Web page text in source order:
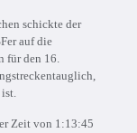
schickte der
auf die
für den 16.
Zeit von 1:13:45